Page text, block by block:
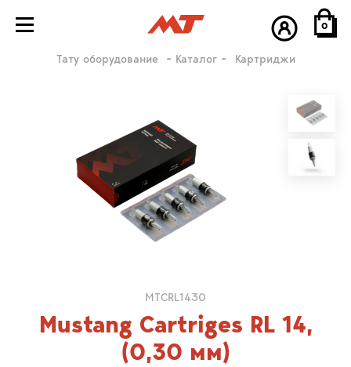
0
Тату оборудование Каталог Картриджи
МТCRL1430
Mustang Cartriges RL 14,
(0,30 мм)